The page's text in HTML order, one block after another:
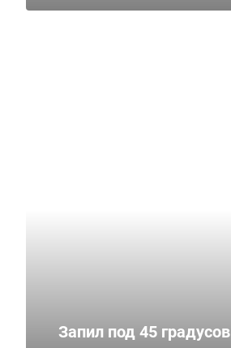
Запил под 45 градусов